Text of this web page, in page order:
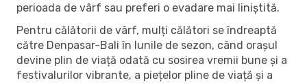
perioada de vârf sau preferi o evadare mai liniștită.
Pentru călătorii de vârf, mulți călători se îndreaptă
către Denpasar-Bali în lunile de sezon, când orașul
devine plin de viață odată cu sosirea vremii bune și a
festivalurilor vibrante, a piețelor pline de viață și a